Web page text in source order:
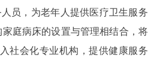
，为老年人提供医疗卫生服务
庭病床的设置与管理相结合，
社会化专业机构，提供健康服